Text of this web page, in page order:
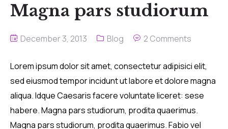
Astrology
Intuitive Reads
Divination & Magick Advice
Get Your Natal Chart
Podcast
Events
Appointments
Staff Appointment Management
Client Appointment Manager
Contact
Magna pars studiorum
December 3, 2013 Blog 2 Comments
Lorem ipsum dolor sit amet, consectetur adipisici elit,
sed eiusmod tempor incidunt ut labore et dolore magna
aliqua. Idque Caesaris facere voluntate liceret: sese
habere. Magna pars studiorum, prodita quaerimus.
Magna pars studiorum, prodita quaerimus. Fabio vel